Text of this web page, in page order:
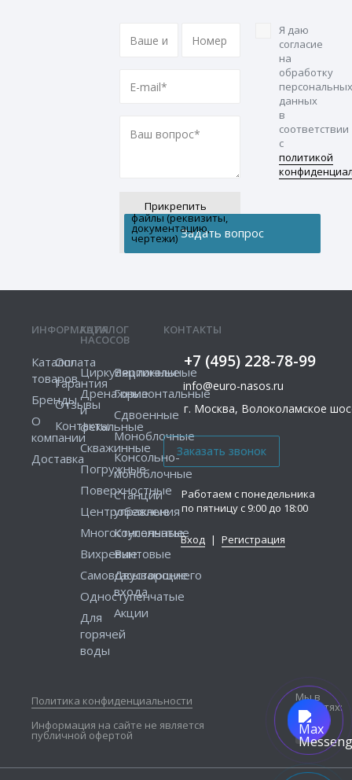
Прикрепить
файлы (реквизиты,
документацию,
чертежи)
Я даю
согласие
на
обработку
персональных
данных
в
соответствии
с
политикой
КОНТАКТЫ
+7 (495) 228-78-99
info@euro-nasos.ru
г. Москва, Волоколамское
Работаем с понедельника
по пятницу с 9:00 до 18:00
Вход | Регистрация
ИНФОРМАЦИЯ
Каталог
товаров
Бренды
О
компании
Доставка
Оплата
Гарантия
Отзывы
Контакты
КАТАЛОГ
НАСОСОВ
Циркуляционные
Дренажные
и
фекальные
Скважинные
Погружные
Поверхностные
Центробежные
Многоступенчатые
Вихревые
Самовсасывающие
Одноступенчатые
Для
горячей
воды
Вертикальные
Горизонтальные
Сдвоенные
Моноблочные
Консольно-
моноблочные
Станции
управления
Консольные
Винтовые
Двустороннего
входа
Акции
Политика конфиденциальности
Информация на сайте не является
публичной офертой
Мы в
соцсетях: